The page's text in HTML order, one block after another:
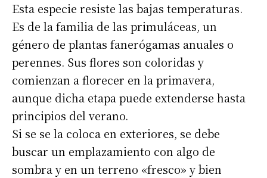
Esta especie resiste las bajas temperaturas.
Es de la familia de las primuláceas, un
género de plantas fanerógamas anuales o
perennes. Sus flores son coloridas y
comienzan a florecer en la primavera,
aunque dicha etapa puede extenderse hasta
principios del verano.
Si se se la coloca en exteriores, se debe
buscar un emplazamiento con algo de
sombra y en un terreno «fresco» y bien